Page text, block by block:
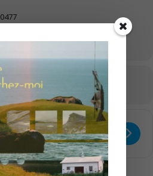
- Tetraterium [cQFkXNOEm]
Destination Address -